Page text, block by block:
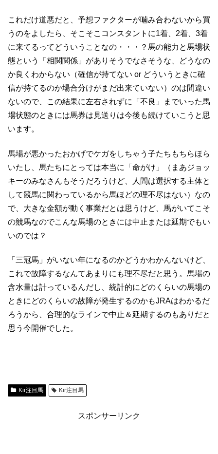
これだけ道悪だと、予想ファクターが噛み合わないから買
うのをよしたら、そこそこコンスタントに1着、2着、3着
に来てるってどういうことなの・・・？馬の能力と馬場状
態という「相関関係」がありそうでなさそうな、どうなの
か良くわからない（確信が持てない or どういうときに確
信が持てるのか場合分けがまだ出来ていない）のは間違い
ないので、この結果に左右されずに「不良」までいった馬
場状態のときには馬券は見送りは今後も続けていこうと思
います。
馬場が悪かったおかげでケガをしちゃう子たちもちらほら
いたし、馬たちにとっては本当に「命がけ」（まあジョッ
キーのみなさんもそうだろうけど、人間は選択する主体と
して競馬に関わっているから馬ほどの理不尽はない）なの
で、大きな金額が動く事業だとは思うけど、馬がいてこそ
の競馬なのでこんな馬場のときには中止または延期でもい
いのでは？
「三冠馬」がいない年になるのかどうかわかんないけど、
これで故障するなんてあまりにも理不尽だと思う。馬場の
含水量は計っているんだし、統計的にどのくらいの馬場の
ときにどのくらいの故障が発生するのかもJRAはわかるだ
ろうから、合理的なラインで中止＆延期するのもありだと
思う今開催でした。
Kir注目馬 Kir注目馬
スポンサーリンク